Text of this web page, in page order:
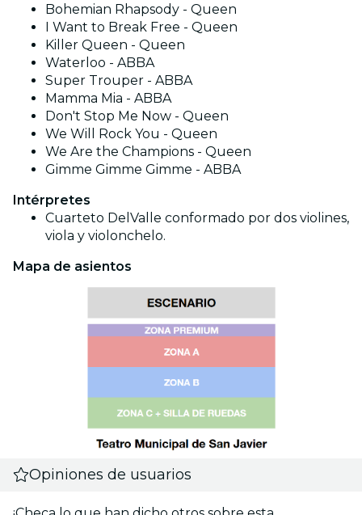
Bohemian Rhapsody - Queen
I Want to Break Free - Queen
Killer Queen - Queen
Waterloo - ABBA
Super Trouper - ABBA
Mamma Mia - ABBA
Don't Stop Me Now - Queen
We Will Rock You - Queen
We Are the Champions - Queen
Gimme Gimme Gimme - ABBA
Intérpretes
Cuarteto DelValle conformado por dos violines,
viola y violonchelo.
Mapa de asientos
Opiniones de usuarios